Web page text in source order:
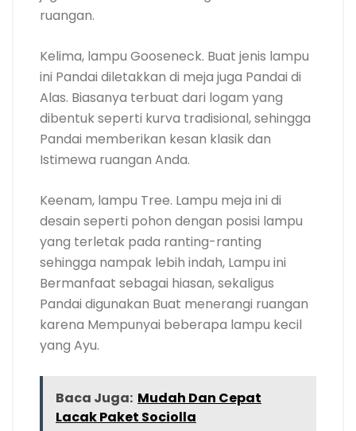
ruangan.
Kelima, lampu Gooseneck. Buat jenis lampu
ini Pandai diletakkan di meja juga Pandai di
Alas. Biasanya terbuat dari logam yang
dibentuk seperti kurva tradisional, sehingga
Pandai memberikan kesan klasik dan
Istimewa ruangan Anda.
Keenam, lampu Tree. Lampu meja ini di
desain seperti pohon dengan posisi lampu
yang terletak pada ranting-ranting
sehingga nampak lebih indah, Lampu ini
Bermanfaat sebagai hiasan, sekaligus
Pandai digunakan Buat menerangi ruangan
karena Mempunyai beberapa lampu kecil
yang Ayu.
Baca Juga: Mudah Dan Cepat
Lacak Paket Sociolla